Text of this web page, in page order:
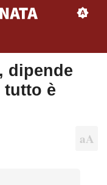
dipende
tutto è